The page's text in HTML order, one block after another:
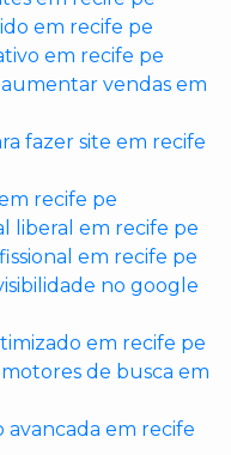
em recife pe
em recife pe
vendas em
fazer site em recife
recife pe
liberal em recife pe
em recife pe
no google
em recife pe
de busca em
avancada em recife